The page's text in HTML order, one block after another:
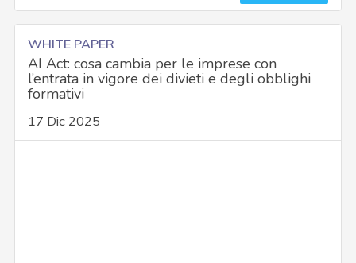
WHITE PAPER
AI Act: cosa cambia per le imprese con
l’entrata in vigore dei divieti e degli obblighi
formativi
17 Dic 2025